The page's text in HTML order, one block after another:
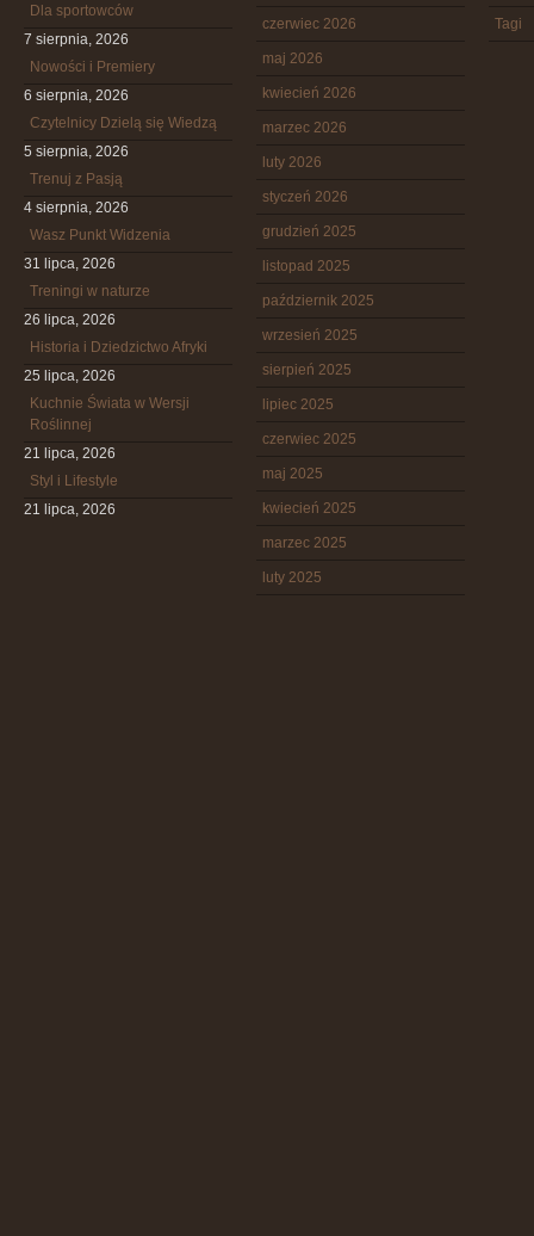
Dla sportowców
7 sierpnia, 2026
Nowości i Premiery
6 sierpnia, 2026
Czytelnicy Dzielą się Wiedzą
5 sierpnia, 2026
Trenuj z Pasją
4 sierpnia, 2026
Wasz Punkt Widzenia
31 lipca, 2026
Treningi w naturze
26 lipca, 2026
Historia i Dziedzictwo Afryki
25 lipca, 2026
Kuchnie Świata w Wersji
Roślinnej
21 lipca, 2026
Styl i Lifestyle
21 lipca, 2026
czerwiec 2026
maj 2026
kwiecień 2026
marzec 2026
luty 2026
styczeń 2026
grudzień 2025
listopad 2025
październik 2025
wrzesień 2025
sierpień 2025
lipiec 2025
czerwiec 2025
maj 2025
kwiecień 2025
marzec 2025
luty 2025
Tagi